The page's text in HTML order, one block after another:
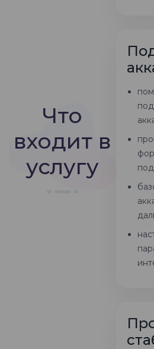
Что
входит в
услугу